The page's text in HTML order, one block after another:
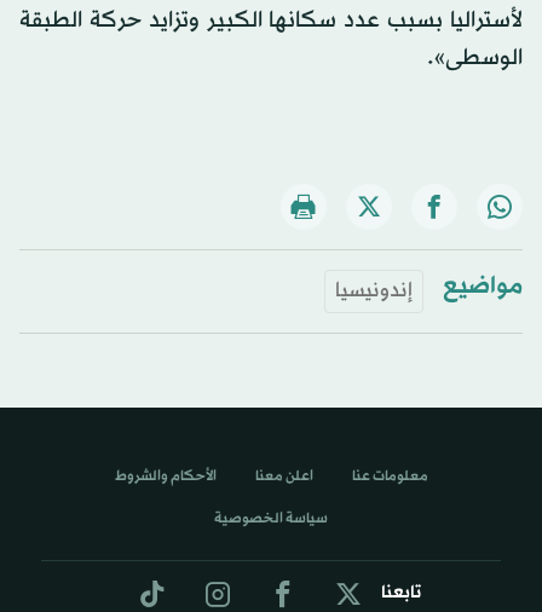
لأستراليا بسبب عدد سكانها الكبير وتزايد حركة الطبقة
الوسطى».
مواضيع إندونيسيا
تابعنا
معلومات عنا اعلن معنا الأحكام والشروط
سياسة الخصوصية